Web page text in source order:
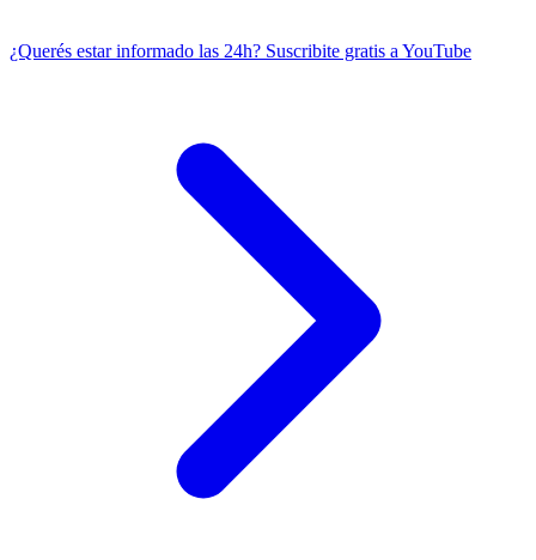
¿Querés estar informado las 24h? Suscribite gratis a YouTube